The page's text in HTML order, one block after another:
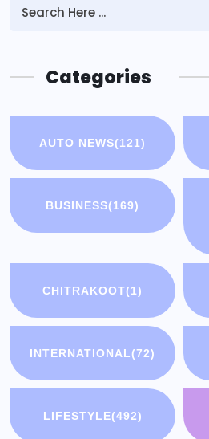
Categories
AUTO NEWS(121)
BUSINESS(169)
CHITRAKOOT(1)
INTERNATIONAL(72)
LIFESTYLE(492)